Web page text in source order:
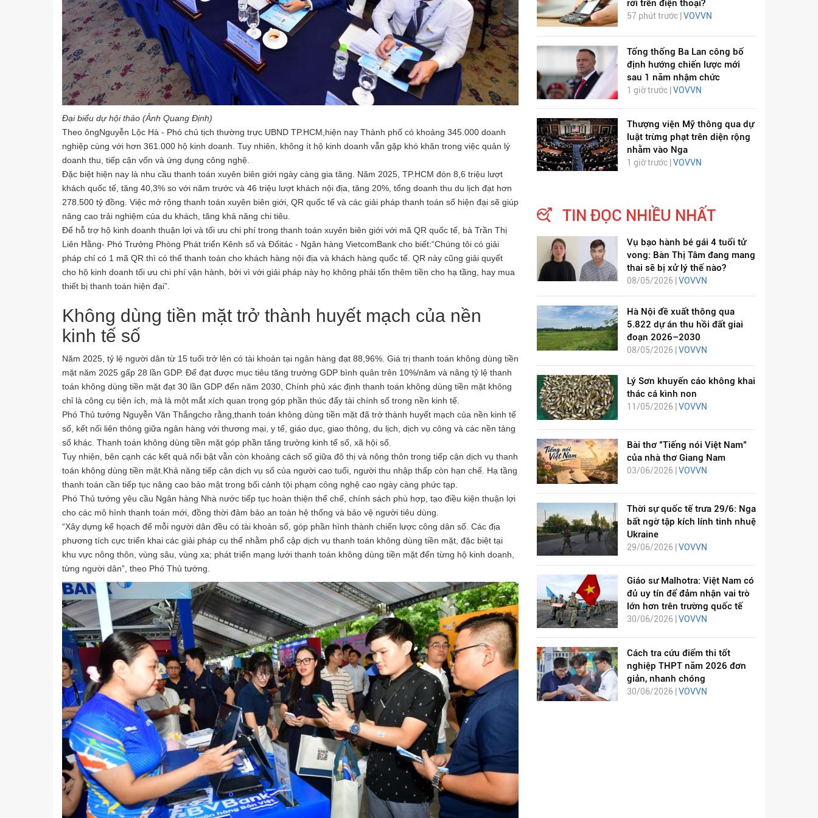
Đại biểu dự hội thảo (Ảnh Quang Định)
Theo ôngNguyễn Lộc Hà - Phó chủ tịch thường trực UBND TP.HCM,hiện nay Thành phố có khoảng 345.000 doanh
nghiệp cùng với hơn 361.000 hộ kinh doanh. Tuy nhiên, không ít hộ kinh doanh vẫn gặp khó khăn trong việc quản lý
doanh thu, tiếp cận vốn và ứng dụng công nghệ.
Đặc biệt hiện nay là nhu cầu thanh toán xuyên biên giới ngày càng gia tăng. Năm 2025, TP.HCM đón 8,6 triệu lượt
khách quốc tế, tăng 40,3% so với năm trước và 46 triệu lượt khách nội địa, tăng 20%, tổng doanh thu du lịch đạt hơn
278.500 tỷ đồng. Việc mở rộng thanh toán xuyên biên giới, QR quốc tế và các giải pháp thanh toán số hiện đại sẽ giúp
nâng cao trải nghiệm của du khách, tăng khả năng chi tiêu.
Để hỗ trợ hộ kinh doanh thuận lợi và tối ưu chi phí trong thanh toán xuyên biên giới với mã QR quốc tế, bà Trần Thị
Liên Hằng- Phó Trưởng Phòng Phát triển Kênh số và Đốitác - Ngân hàng VietcomBank cho biết:“Chúng tôi có giải
pháp chỉ có 1 mã QR thì có thể thanh toán cho khách hàng nội địa và khách hàng quốc tế. QR này cũng giải quyết
cho hộ kinh doanh tối ưu chi phí vận hành, bởi vì với giải pháp này họ không phải tốn thêm tiền cho hạ tầng, hay mua
thiết bị thanh toán hiện đại”.
Không dùng tiền mặt trở thành huyết mạch của nền
kinh tế số
Năm 2025, tỷ lệ người dân từ 15 tuổi trở lên có tài khoản tại ngân hàng đạt 88,96%. Giá trị thanh toán không dùng tiền
mặt năm 2025 gấp 28 lần GDP. Để đạt được mục tiêu tăng trưởng GDP bình quân trên 10%/năm và nâng tỷ lệ thanh
toán không dùng tiền mặt đạt 30 lần GDP đến năm 2030, Chính phủ xác định thanh toán không dùng tiền mặt không
chỉ là công cụ tiện ích, mà là một mắt xích quan trọng góp phần thúc đẩy tài chính số trong nền kinh tế.
Phó Thủ tướng Nguyễn Văn Thắngcho rằng,thanh toán không dùng tiền mặt đã trở thành huyết mạch của nền kinh tế
số, kết nối liên thông giữa ngân hàng với thương mại, y tế, giáo dục, giao thông, du lịch, dịch vụ công và các nền tảng
số khác. Thanh toán không dùng tiền mặt góp phần tăng trưởng kinh tế số, xã hội số.
Tuy nhiên, bên cạnh các kết quả nổi bật vẫn còn khoảng cách số giữa đô thị và nông thôn trong tiếp cận dịch vụ thanh
toán không dùng tiền mặt.Khả năng tiếp cận dịch vụ số của người cao tuổi, người thu nhập thấp còn hạn chế. Hạ tầng
thanh toán cần tiếp tục nâng cao bảo mật trong bối cảnh tội phạm công nghệ cao ngày càng phức tạp.
Phó Thủ tướng yêu cầu Ngân hàng Nhà nước tiếp tục hoàn thiện thể chế, chính sách phù hợp, tạo điều kiện thuận lợi
cho các mô hình thanh toán mới, đồng thời đảm bảo an toàn hệ thống và bảo vệ người tiêu dùng.
“Xây dựng kế họach để mỗi người dân đều có tài khoản số, góp phần hình thành chiến lược công dân số. Các địa
phương tích cực triển khai các giải pháp cụ thể nhằm phổ cập dịch vụ thanh toán không dùng tiền mặt, đặc biệt tại
khu vực nông thôn, vùng sâu, vùng xa; phát triển mạng lưới thanh toán không dùng tiền mặt đến từng hộ kinh doanh,
từng người dân”, theo Phó Thủ tướng.
rời trên điện thoại?
57 phút trước | VOVVN
Tổng thống Ba Lan công bố
định hướng chiến lược mới
sau 1 năm nhậm chức
1 giờ trước | VOVVN
Thượng viện Mỹ thông qua dự
luật trừng phạt trên diện rộng
nhằm vào Nga
1 giờ trước | VOVVN
TIN ĐỌC NHIỀU NHẤT
Vụ bạo hành bé gái 4 tuổi tử
vong: Bàn Thị Tâm đang mang
thai sẽ bị xử lý thế nào?
08/05/2026 | VOVVN
Hà Nội đề xuất thông qua
5.822 dự án thu hồi đất giai
đoạn 2026–2030
08/05/2026 | VOVVN
Lý Sơn khuyến cáo không khai
thác cá kình non
11/05/2026 | VOVVN
Bài thơ "Tiếng nói Việt Nam"
của nhà thơ Giang Nam
03/06/2026 | VOVVN
Thời sự quốc tế trưa 29/6: Nga
bất ngờ tập kích lính tinh nhuệ
Ukraine
29/06/2026 | VOVVN
Giáo sư Malhotra: Việt Nam có
đủ uy tín để đảm nhận vai trò
lớn hơn trên trường quốc tế
30/06/2026 | VOVVN
Cách tra cứu điểm thi tốt
nghiệp THPT năm 2026 đơn
giản, nhanh chóng
30/06/2026 | VOVVN